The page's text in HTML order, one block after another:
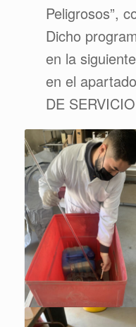
Peligrosos”,
Dicho
en la
en el
DE